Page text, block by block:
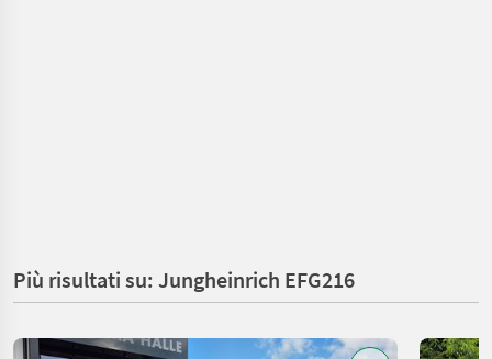
Più risultati su: Jungheinrich EFG216